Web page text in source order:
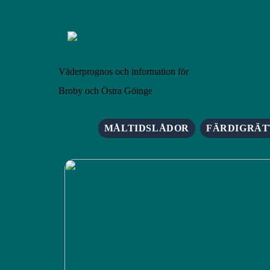
Väderprognos och information för
Broby och Östra Göinge
MÅLTIDSLÅDOR